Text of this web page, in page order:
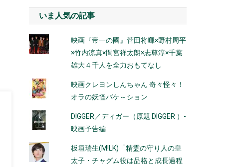
いま人気の記事
映画『帝一の國』菅田将暉×野村周平
×竹内涼真×間宮祥太朗×志尊淳×千葉
雄大４千人を全力おもてなし
映画クレヨンしんちゃん 奇々怪々！
オラの妖怪バケ～ション
DIGGER／ディガー（原題 DIGGER ）-
映画予告編
板垣瑞生(M!LK)「精霊の守り人の皇
太子・チャグム役は品格と成長過程